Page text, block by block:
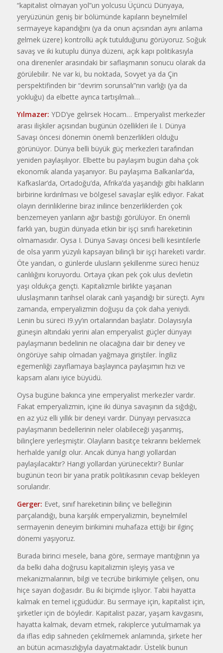
“kapitalist olmayan yol”un yolcusu Üçüncü Dünyaya,
yeryüzünün geniş bir bölümünde kapıların beynelmilel
sermayeye kapandığını (ya da onun açısından aynı anlama
gelmek üzere) kontrollü açık tutulduğunu görüyoruz. Soğuk
savaş ve iki kutuplu dünya düzeni, açık kapı politikasıyla
ona direnenler arasındaki bir saflaşmanın sonucu olarak da
görülebilir. Ne var ki, bu noktada, Sovyet ya da Çin
perspektifinden bir “devrim sorunsalı”nın varlığı (ya da
yokluğu) da elbette ayrıca tartışılmalı…
Yılmazer: YDD’ye gelirsek Hocam… Emperyalist merkezler
arası ilişkiler açısından bugünün özellikleri ile I. Dünya
Savaşı öncesi dönemin önemli benzerlikleri olduğu
görünüyor. Dünya belli büyük güç merkezleri tarafından
yeniden paylaşılıyor. Elbette bu paylaşım bugün daha çok
ekonomik alanda yaşanıyor. Bu paylaşıma Balkanlar’da,
Kafkaslar’da, Ortadoğu’da, Afrika’da yaşandığı gibi halkların
birbirine kırdırılması ve bölgesel savaşlar eşlik ediyor. Fakat
olayın derinliklerine biraz inilince benzerliklerden çok
benzemeyen yanların ağır bastığı görülüyor. En önemli
farklı yan, bugün dünyada etkin bir işçi sınıfı hareketinin
olmamasıdır. Oysa I. Dünya Savaşı öncesi belli kesintilerle
de olsa yarım yüzyılı kapsayan bilinçli bir işçi hareketi vardır.
Öte yandan, o günlerde ulusların şekillenme süreci henüz
canlılığını koruyordu. Ortaya çıkan pek çok ulus devletin
yaşı oldukça gençti. Kapitalizmle birlikte yaşanan
uluslaşmanın tarihsel olarak canlı yaşandığı bir süreçti. Aynı
zamanda, emperyalizmin doğuşu da çok daha yeniydi.
Lenin bu süreci I9.yy’ın ortalarından başlatır. Dolayısıyla
güneşin altındaki yerini alan emperyalist güçler dünyayı
paylaşmanın bedelinin ne olacağına dair bir deney ve
öngörüye sahip olmadan yağmaya giriştiler. İngiliz
egemenliği zayıflamaya başlayınca paylaşımın hızı ve
kapsam alanı iyice büyüdü.
Oysa bugüne bakınca yine emperyalist merkezler vardır.
Fakat emperyalizmin, içine iki dünya savaşının da sığdığı,
en az yüz elli yıllık bir deneyi vardır. Dünyayı pervasızca
paylaşmanın bedellerinin neler olabileceği yaşanmış,
bilinçlere yerleşmiştir. Olayların basitçe tekrarını beklemek
herhalde yanılgı olur. Ancak dünya hangi yollardan
paylaşılacaktır? Hangi yollardan yürünecektir? Bunlar
bugünün teori bir yana pratik politikasının cevap bekleyen
sorularıdır.
Gerger: Evet, sınıf hareketinin bilinç ve belleğinin
parçalandığı, buna karşılık emperyalizmin, beynelmilel
sermayenin deneyim birikimini muhafaza ettiği bir ilginç
dönemi yaşıyoruz.
Burada birinci mesele, bana göre, sermaye mantığının ya
da belki daha doğrusu kapitalizmin işleyiş yasa ve
mekanizmalarının, bilgi ve tecrübe birikimiyle çelişen, onu
hiçe sayan doğasıdır. Bu iki biçimde işliyor. Tabii hayatta
kalmak en temel içgüdüdür. Bu sermaye için, kapitalist için,
şirketler için de böyledir. Kapitalist pazar, yaşam kavgasını,
hayatta kalmak, devam etmek, rakiplerce yutulmamak ya
da iflas edip sahneden çekilmemek anlamında, şirkete her
an bütün acımasızlığıyla dayatmaktadır. Üstelik bunun